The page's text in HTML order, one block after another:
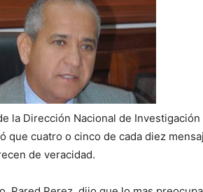
la Dirección Nacional de
que cuatro o cinco de cada diez
de veracidad.